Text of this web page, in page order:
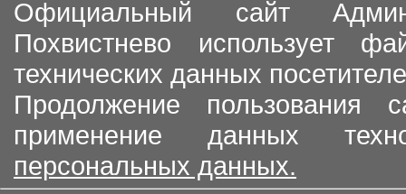
Официальный сайт
Похвистнево использует
технических данных
Продолжение пользования
применение данных
персональных данных.